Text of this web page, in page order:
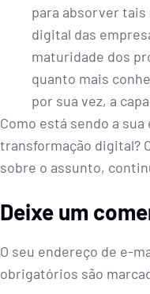
para absorver tais
digital das
maturidade dos
quanto mais
por sua vez, a
Como está sendo a
transformação digital?
sobre o assunto,
Deixe um
O seu endereço de e-
obrigatórios são